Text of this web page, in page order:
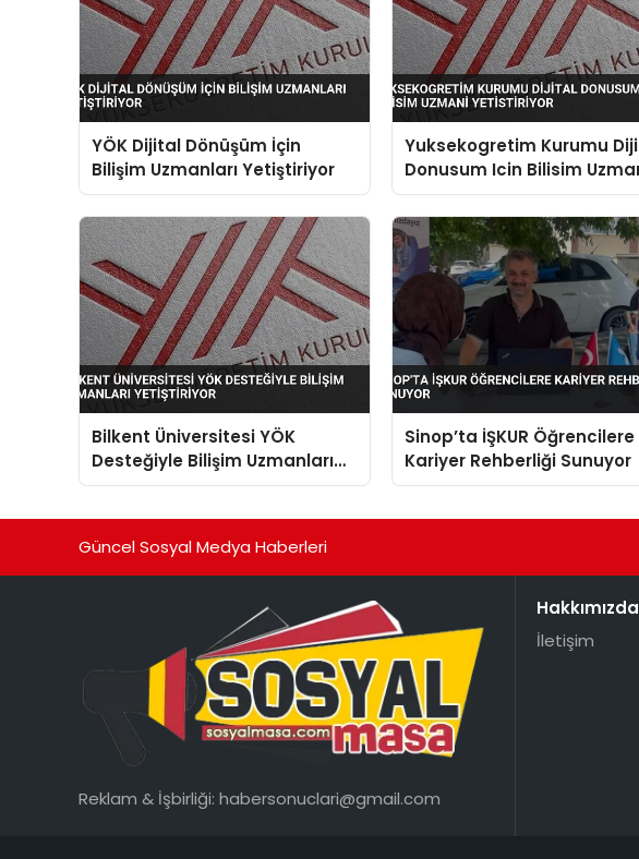
YÖK Dijital Dönüşüm İçin
Bilişim Uzmanları Yetiştiriyor
Yuksekogretim Kurumu
Donusum Icin Bilisim
Yetistiriyor
Bilkent Üniversitesi YÖK
Desteğiyle Bilişim Uzmanları
Yetiştiriyor
Sinop’ta İŞKUR Öğrencilere
Kariyer Rehberliği Sunuyor
Güncel Sosyal Medya Haberleri
Reklam & İşbirliği: habersonuclari@gmail.com
Hakkımızda
İletişim